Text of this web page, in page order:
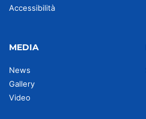
Accessibilità
MEDIA
News
Gallery
Video